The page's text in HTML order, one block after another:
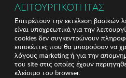
ΛΕΙΤΟΥΡΓΙΚΟΤΗΤΑΣ
Επιτρέπουν την εκτέλεση βασικών
είναι υποχρεωτικά για την
cookies δεν συγκεντρώνουν
επισκέπτες που θα μπορούσαν να
λόγους marketing ή για την
του site στις οποίες έχουν
κλείσιμο του browser.